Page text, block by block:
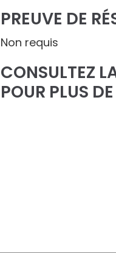
PREUVE DE
Non requis
CONSULTEZ
POUR PLUS